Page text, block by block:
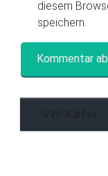
diesem
speichern.